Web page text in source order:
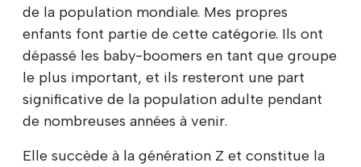
de la population mondiale. Mes propres
enfants font partie de cette catégorie. Ils ont
dépassé les baby-boomers en tant que groupe
le plus important, et ils resteront une part
significative de la population adulte pendant
de nombreuses années à venir.
Elle succède à la génération Z et constitue la